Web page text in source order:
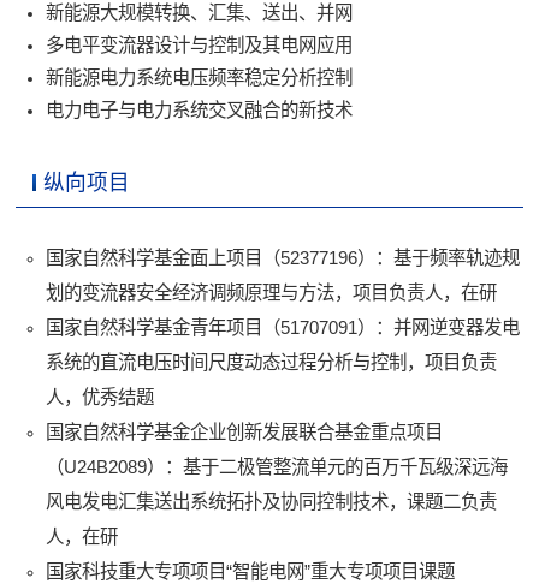
新能源大规模转换、汇集、送出、并网
多电平变流器设计与控制及其电网应用
新能源电力系统电压频率稳定分析控制
电力电子与电力系统交叉融合的新技术
纵向项目
国家自然科学基金面上项目（52377196）：基于频率轨迹规
划的变流器安全经济调频原理与方法，项目负责人，在研
国家自然科学基金青年项目（51707091）：并网逆变器发电
系统的直流电压时间尺度动态过程分析与控制，项目负责
人，优秀结题
国家自然科学基金企业创新发展联合基金重点项目
（U24B2089）：基于二极管整流单元的百万千瓦级深远海
风电发电汇集送出系统拓扑及协同控制技术，课题二负责
人，在研
国家科技重大专项项目“智能电网”重大专项项目课题